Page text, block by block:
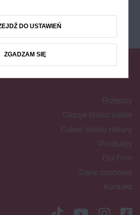
Przepisy
Okazje blisko siebie
Cukier blisko natury
Produkty
Dla firm
Dane osobowe
Kontakt
DO USTAWIEŃ
ZGADZAM SIĘ